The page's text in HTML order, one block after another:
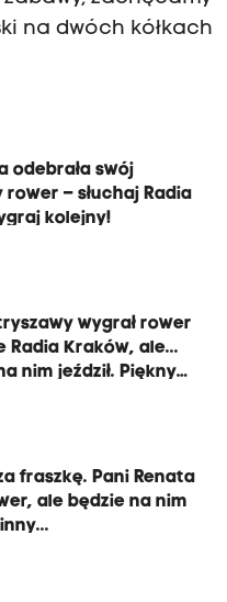
na dwóch kółkach
odebrała swój
– słuchaj Radia
kolejny!
wygrał rower
Radia Kraków, ale...
nim jeździł. Piękny
fraszkę. Pani Renata
ale będzie na nim